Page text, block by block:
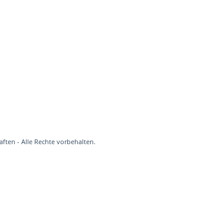
- Alle Rechte vorbehalten.